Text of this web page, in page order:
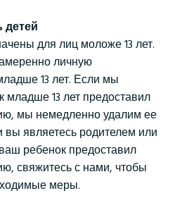
для лиц моложе 13 лет.
личную
13 лет. Если мы
младше 13 лет предоставил
мы немедленно удалим ее
являетесь родителем или
ребенок предоставил
свяжитесь с нами, чтобы
меры.